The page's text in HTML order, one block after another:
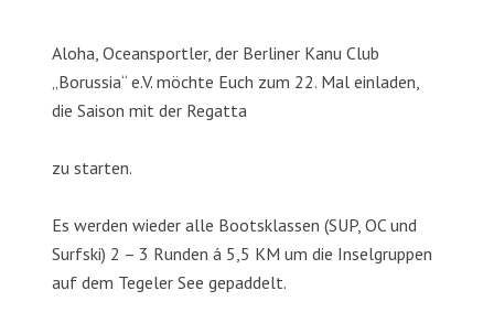
Aloha, Oceansportler, der Berliner Kanu Club
„Borussia“ e.V. möchte Euch zum 22. Mal einladen,
die Saison mit der Regatta
zu starten.
Es werden wieder alle Bootsklassen (SUP, OC und
Surfski) 2 – 3 Runden á 5,5 KM um die Inselgruppen
auf dem Tegeler See gepaddelt.